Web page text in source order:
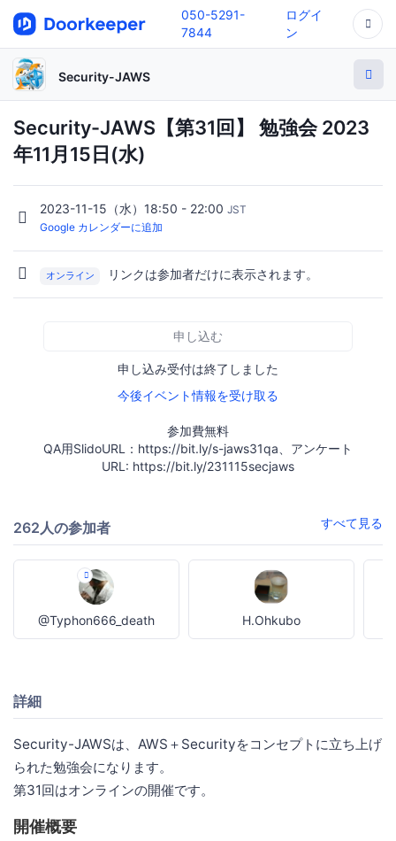
050-5291-
7844
ログイ
ン
Security-JAWS
Security-JAWS【第31回】 勉強会 2023
年11月15日(水)
2023-11-15（水）18:50 - 22:00 JST
Google カレンダーに追加
オンライン リンクは参加者だけに表示されます。
申し込む
申し込み受付は終了しました
今後イベント情報を受け取る
参加費無料
QA用SlidoURL：https://bit.ly/s-jaws31qa、アンケート
URL: https://bit.ly/231115secjaws
262人の参加者 すべて見る
@Typhon666_death H.Ohkubo
詳細
Security-JAWSは、AWS＋Securityをコンセプトに立ち上げ
られた勉強会になります。
第31回はオンラインの開催です。
開催概要